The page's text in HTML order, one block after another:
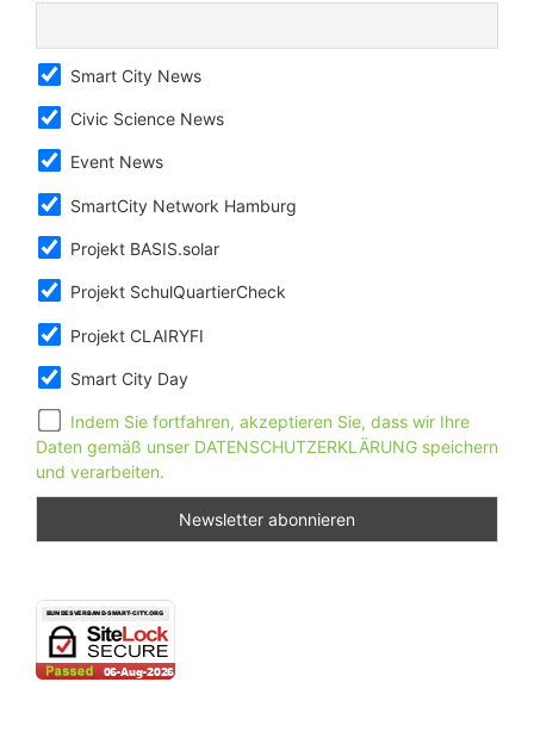
Smart City News
Civic Science News
Event News
SmartCity Network Hamburg
Projekt BASIS.solar
Projekt SchulQuartierCheck
Projekt CLAIRYFI
Smart City Day
Indem Sie fortfahren, akzeptieren Sie, dass wir Ihre
Daten gemäß unser DATENSCHUTZERKLÄRUNG speichern
und verarbeiten.